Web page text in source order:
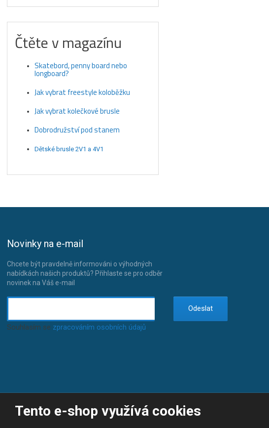
Tento e-shop využívá cookies
Čtěte v magazínu
Skatebord, penny board nebo
longboard?
Jak vybrat freestyle koloběžku
Jak vybrat kolečkové brusle
Dobrodružství pod stanem
Dětské brusle 2V1 a 4V1
Novinky na e-mail
Chcete být pravdelně informováni o výhodných
nabídkách našich produktů? Přihlaste se pro odběr
novinek na Váš e-mail
Odeslat
Souhlasím se zpracováním osobních údajů.
© 2026, JP-SPORT.CZ SPORTOVNÍ POTŘEBY
Prohlášení o přístupnosti
|Mapa stránek | |GDPR